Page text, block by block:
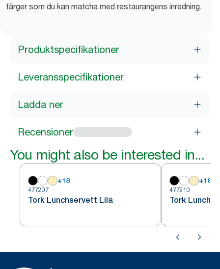
färger som du kan matcha med restaurangens inredning.
Produktspecifikationer
Leveransspecifikationer
Ladda ner
Recensioner
You might also be interested in...
+18
477207
Tork Lunchservett Lila
+18
477210
Tork